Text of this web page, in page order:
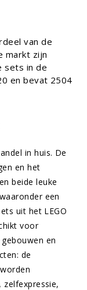
van de
markt zijn
sets in de
en bevat 2504
in huis. De
en het
beide leuke
een
uit het LEGO
voor
en
de